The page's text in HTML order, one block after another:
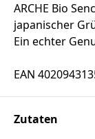
ARCHE Bio
japanischer
Ein echter
EAN
Zutaten